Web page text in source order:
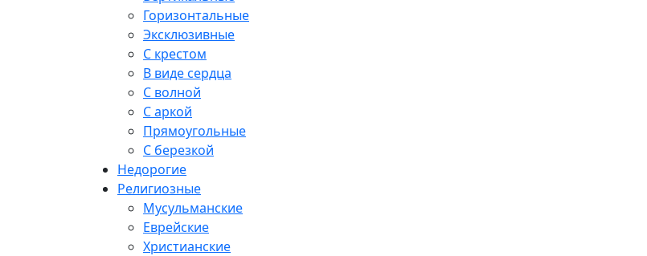
Горизонтальные
Эксклюзивные
С крестом
В виде сердца
С волной
С аркой
Прямоугольные
С березкой
Недорогие
Религиозные
Мусульманские
Еврейские
Христианские